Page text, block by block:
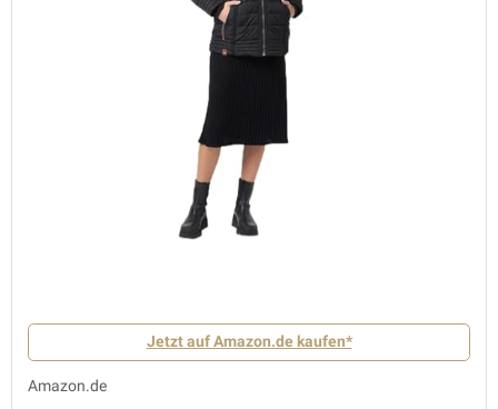
Jetzt auf Amazon.de kaufen*
Amazon.de